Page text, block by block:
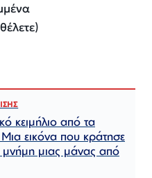
κειμήλιο από τα
εικόνα που κράτησε
μνήμη μιας μάνας από